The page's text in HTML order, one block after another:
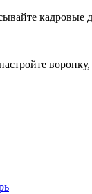
кадровые